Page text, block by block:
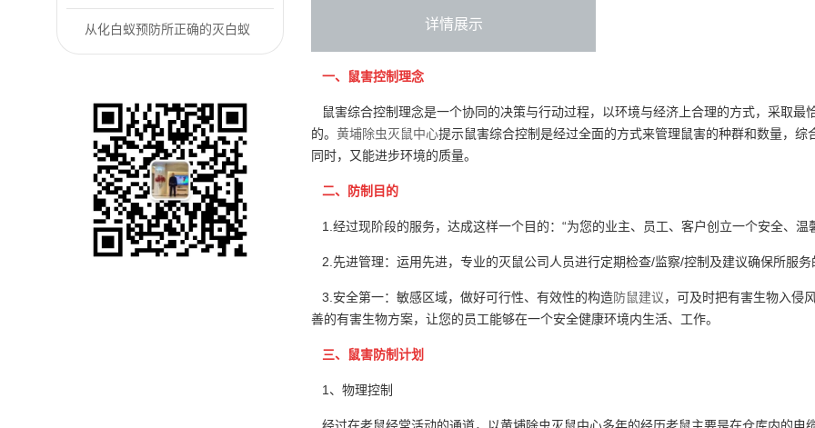
的房屋里会有白...
从化白蚁预防所正确的灭白蚁 详情展示
一、鼠害控制理念
鼠害综合控制理念是一个协同的决策与行动过程，以环境与经济上合理的方式，采取
的。 黄埔除虫灭鼠中心提示鼠害综合控制是经过全面的方式来管理鼠害的种群和数量，
同时，又能进步环境的质量。
二、防制目的
1.经过现阶段的服务，达成这样一个目的：“为您的业主、员工、客户创立一个安全、温
2.先进管理：运用先进，专业的灭鼠公司人员进行定期检查/监察/控制及建议确保所服
3.安全第一：敏感区域，做好可行性、有效性的构造防鼠建议，可及时把有害生物入侵
善的有害生物方案，让您的员工能够在一个安全健康环境内生活、工作。
三、鼠害防制计划
1、物理控制